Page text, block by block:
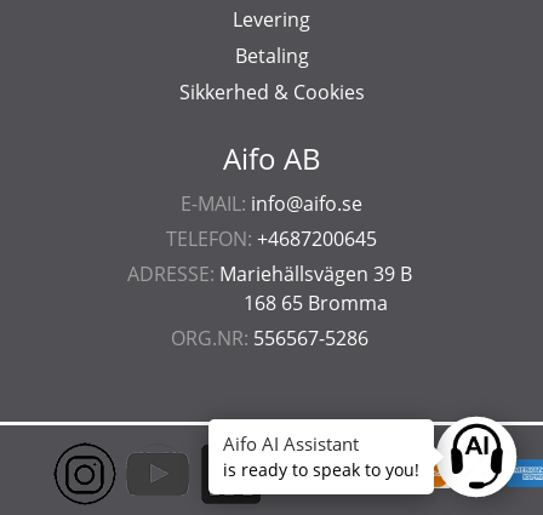
Aifo AB
E-MAIL: info@aifo.se
TELEFON: +4687200645
ADRESSE: Mariehällsvägen 39 B
168 65 Bromma
ORG.NR: 556567-5286
Levering
Betaling
Sikkerhed & Cookies
Ask
Aifo AI Assistant
is ready to speak to you!